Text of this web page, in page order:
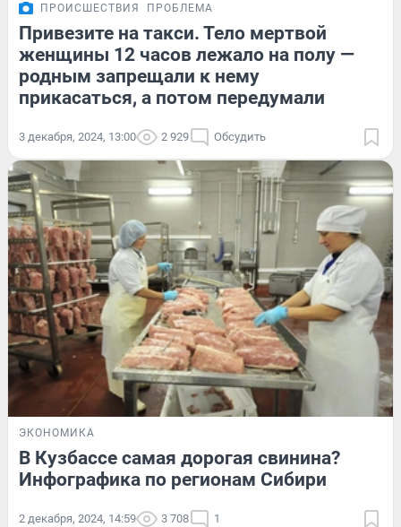
ПРОИСШЕСТВИЯ ПРОБЛЕМА
Привезите на такси. Тело мертвой
женщины 12 часов лежало на полу —
родным запрещали к нему
прикасаться, а потом передумали
3 декабря, 2024, 13:00 2 929 Обсудить
ЭКОНОМИКА
В Кузбассе самая дорогая свинина?
Инфографика по регионам Сибири
2 декабря, 2024, 14:59 3 708 1